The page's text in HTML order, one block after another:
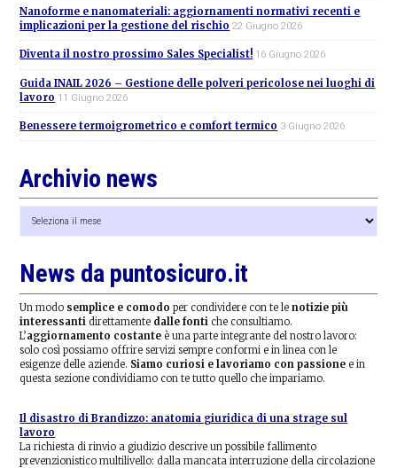
Nanoforme e nanomateriali: aggiornamenti normativi recenti e
implicazioni per la gestione del rischio 22 Giugno 2026
Diventa il nostro prossimo Sales Specialist! 16 Giugno 2026
Guida INAIL 2026 – Gestione delle polveri pericolose nei luoghi di
lavoro 11 Giugno 2026
Benessere termoigrometrico e comfort termico 3 Giugno 2026
Archivio news
news
News da puntosicuro.it
Un modo semplice e comodo per condividere con te lenotizie più
interessanti direttamente dalle fonti che consultiamo.
L’aggiornamento costante è una parte integrante del nostro lavoro:
solo così possiamo offrire servizi sempre conformi e in linea con le
esigenze delle aziende. Siamo curiosi e lavoriamo con passione e in
questa sezione condividiamo con te tutto quello che impariamo.
Il disastro di Brandizzo: anatomia giuridica di una strage sul
lavoro
La richiesta di rinvio a giudizio descrive un possibile fallimento
prevenzionistico multilivello: dalla mancata interruzione della circolazione